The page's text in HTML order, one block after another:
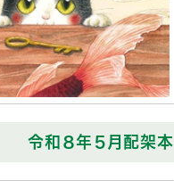
令和８年５月配架本